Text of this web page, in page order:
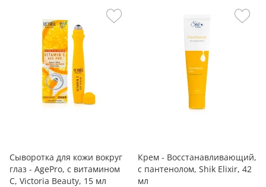
Сыворотка для кожи вокруг
глаз - AgePro, с витамином
С, Victoria Beauty, 15 мл
Крем - Восстанавливающий,
с пантенолом, Shik Elixir, 42
мл